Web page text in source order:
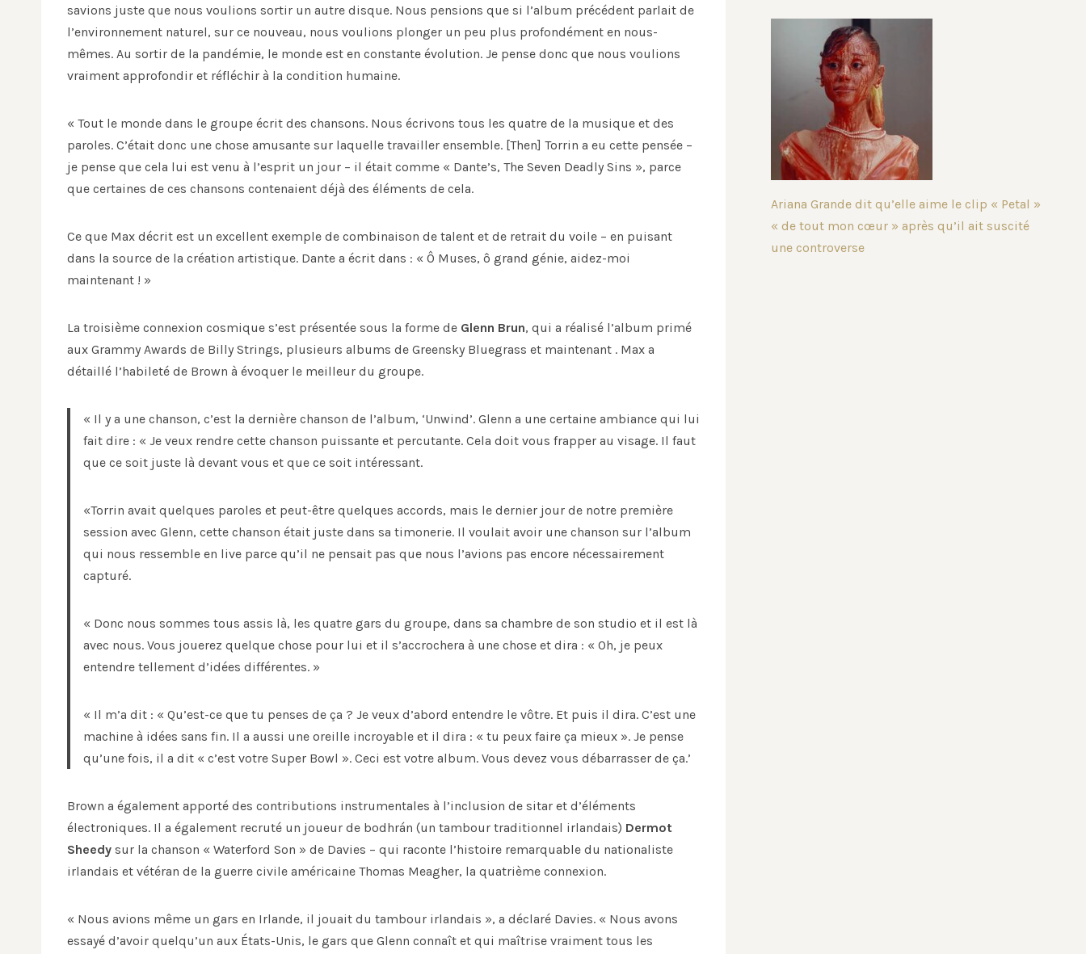
savions juste que nous voulions sortir un autre disque. Nous pensions que si l’album précédent parlait de
l’environnement naturel, sur ce nouveau, nous voulions plonger un peu plus profondément en nous-
mêmes. Au sortir de la pandémie, le monde est en constante évolution. Je pense donc que nous voulions
vraiment approfondir et réfléchir à la condition humaine.
« Tout le monde dans le groupe écrit des chansons. Nous écrivons tous les quatre de la musique et des
paroles. C’était donc une chose amusante sur laquelle travailler ensemble. [Then] Torrin a eu cette pensée –
je pense que cela lui est venu à l’esprit un jour – il était comme « Dante’s, The Seven Deadly Sins », parce
que certaines de ces chansons contenaient déjà des éléments de cela.
Ce que Max décrit est un excellent exemple de combinaison de talent et de retrait du voile – en puisant
dans la source de la création artistique. Dante a écrit dans : « Ô Muses, ô grand génie, aidez-moi
maintenant ! »
La troisième connexion cosmique s’est présentée sous la forme de Glenn Brun, qui a réalisé l’album primé
aux Grammy Awards de Billy Strings, plusieurs albums de Greensky Bluegrass et maintenant . Max a
détaillé l’habileté de Brown à évoquer le meilleur du groupe.
« Il y a une chanson, c’est la dernière chanson de l’album, ‘Unwind’. Glenn a une certaine ambiance qui lui
fait dire : « Je veux rendre cette chanson puissante et percutante. Cela doit vous frapper au visage. Il faut
que ce soit juste là devant vous et que ce soit intéressant.
«Torrin avait quelques paroles et peut-être quelques accords, mais le dernier jour de notre première
session avec Glenn, cette chanson était juste dans sa timonerie. Il voulait avoir une chanson sur l’album
qui nous ressemble en live parce qu’il ne pensait pas que nous l’avions pas encore nécessairement
capturé.
« Donc nous sommes tous assis là, les quatre gars du groupe, dans sa chambre de son studio et il est là
avec nous. Vous jouerez quelque chose pour lui et il s’accrochera à une chose et dira : « Oh, je peux
entendre tellement d’idées différentes. »
« Il m’a dit : « Qu’est-ce que tu penses de ça ? Je veux d’abord entendre le vôtre. Et puis il dira. C’est une
machine à idées sans fin. Il a aussi une oreille incroyable et il dira : « tu peux faire ça mieux ». Je pense
qu’une fois, il a dit « c’est votre Super Bowl ». Ceci est votre album. Vous devez vous débarrasser de ça.’
Brown a également apporté des contributions instrumentales à l’inclusion de sitar et d’éléments
électroniques. Il a également recruté un joueur de bodhrán (un tambour traditionnel irlandais) Dermot
Sheedy sur la chanson « Waterford Son » de Davies – qui raconte l’histoire remarquable du nationaliste
irlandais et vétéran de la guerre civile américaine Thomas Meagher, la quatrième connexion.
« Nous avions même un gars en Irlande, il jouait du tambour irlandais », a déclaré Davies. « Nous avons
essayé d’avoir quelqu’un aux États-Unis, le gars que Glenn connaît et qui maîtrise vraiment tous les
Ariana Grande dit qu’elle aime le clip « Petal »
« de tout mon cœur » après qu’il ait suscité
une controverse